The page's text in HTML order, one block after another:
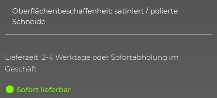
Oberflächenbeschaffenheit: satiniert / polierte
Schneide
Lieferzeit: 2-4 Werktage oder Sofortabholung im
Geschäft
Sofort lieferbar